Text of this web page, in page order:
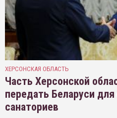
ХЕРСОНСКАЯ ОБЛАСТЬ
Часть Херсонской
передать Беларуси
санаториев